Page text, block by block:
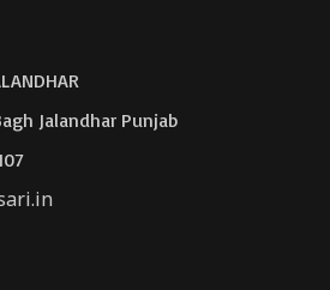
Jalandhar Punjab